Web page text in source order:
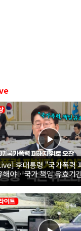
李대통령 "국가폭력
해야…국가 책임 유효기
국가폭력 피해자 위로